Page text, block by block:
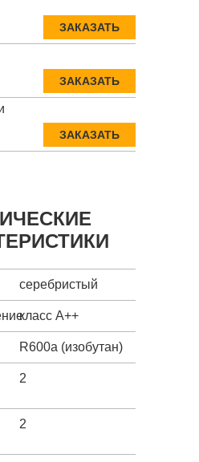
ЗАКАЗАТЬ
ЗАКАЗАТЬ
ЗАКАЗАТЬ
серебристый
класс A++
R600a (изобутан)
2
2